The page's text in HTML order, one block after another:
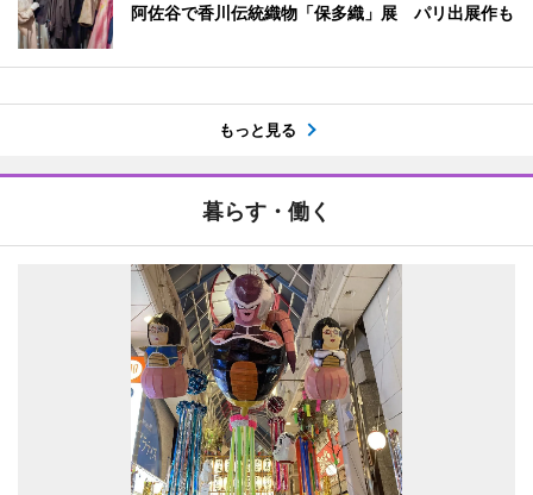
阿佐谷で香川伝統織物「保多織」展 パリ出展作も
もっと見る
暮らす・働く